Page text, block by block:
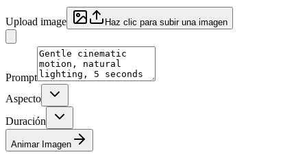
Upload image Haz clic para subir una imagen
Prompt
Aspecto
Duración
Animar Imagen